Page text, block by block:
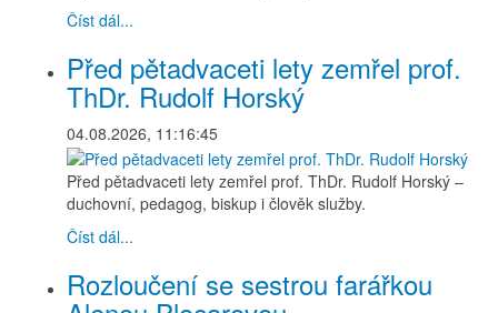
Číst dál...
Před pětadvaceti lety zemřel prof.
ThDr. Rudolf Horský
04.08.2026, 11:16:45
Před pětadvaceti lety zemřel prof. ThDr. Rudolf Horský –
duchovní, pedagog, biskup i člověk služby.
Číst dál...
Rozloučení se sestrou farářkou